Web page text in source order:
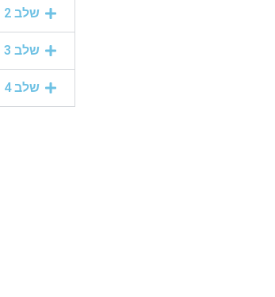
שלב 2 - בניית העסק
שלב 3 - פתיחת העסק
שלב 4 - בקרה וליווי שוטף